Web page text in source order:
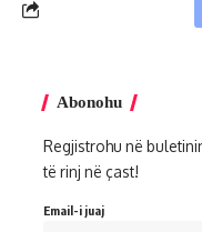
Abonohu
Regjistrohu në
të rinj në çast!
Email-i juaj